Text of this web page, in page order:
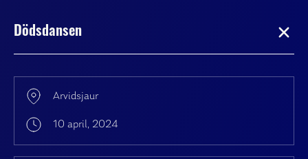
Dödsdansen
Arvidsjaur
10 april, 2024